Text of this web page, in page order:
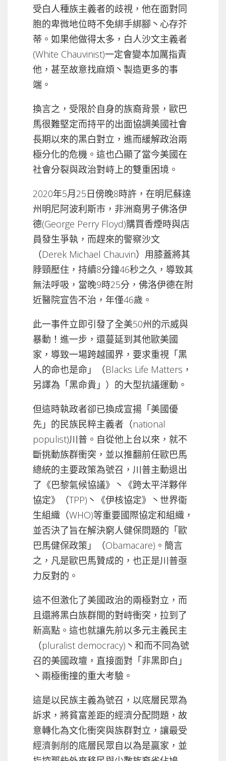
受白人種族主義者的歧視，他在面對同
胞的卑微地位時不免綁手綁腳丶心存芥
蒂。如果他做得太多，白人沙文主義者
(White Chauvinist)一定會變本加厲指責
他，甚至故意找麻煩丶製造更多的事
端。
換言之，受限於自身的族裔背景，歐巴
馬很難堅定而持平的出面協調美國社會
長期以來的黑白對立，進而緩解政治兩
極分化的危機。這也凸顯了當今美國在
社會分裂與政治對峙上的雙重困境。
2020年5月25日傍晚8時許，在明尼蘇達
州明尼阿波利斯市，非洲裔男子佛洛伊
德(George Perry Floyd)購買香煙時與店
員發生爭執，而趕來的警察沙文
（Derek Michael Chauvin）用膝蓋將其
脖頸壓住，持續8分鐘46秒之久，導致其
無法呼吸，當晚9時25分，佛洛伊德在附
近醫院宣告不治，年僅46歲。
此一事件立即引發了全美50州的示威與
暴動！進一步，還蔓延到其他歐美國
家，導致一場跨越國界，要求重視「黑
人的命也是命」（Blacks Life Matters，
另譯為「黑命貴」）的大型抗議運動。
但這時執政者卻已換成宣揚「美國優
先」的民族民粹主義者（national
populist)川普。自從他上台以來，就不
斷挑動族群衝突，並以推翻前任歐巴馬
總統的主要政策為號召，川普主動退出
了《巴黎氣候協議》丶《跨太平洋夥伴
協定》（TPP)丶《伊核協定》丶世界衞
生組織（WHO)等重要國際協定和組織，
並否決了旨在解決窮人健保問題的「歐
巴馬健保政策」（Obamacare)。簡言
之，凡是歐巴馬贊成的，也正是川普亟
力反對的。
這不但激化了美國政治的兩極對立，而
且還將黑白族群間的對峙衝突，拉到了
新高點。這也就讓先前以多元主義民主
（pluralist democracy)丶和而不同為號
召的美國政壇，直接面對「非黑即白」
丶兩極衝撞的重大考驗。
這是以民族主義為號召，以底層民眾為
訴求，將貧富差距的經濟分配問題，故
意轉化為文化衝突與族群對立，讓最受
經濟剝削的底層民眾自以為是贏家，並